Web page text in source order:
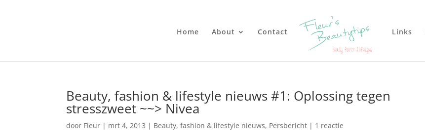
Home About Contact Links
Beauty, fashion & lifestyle nieuws #1: Oplossing tegen
stresszweet ~~> Nivea
door Fleur | mrt 4, 2013 | Beauty, fashion & lifestyle nieuws, Persbericht | 1 reactie